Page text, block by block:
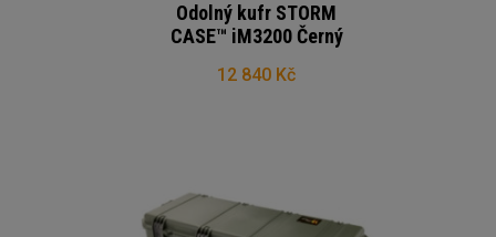
Odolný kufr STORM
CASE™ iM3200 Černý
12 840 Kč